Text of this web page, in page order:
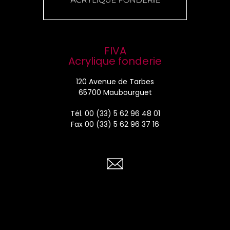
FIVA
Acrylique fonderie
120 Avenue de Tarbes
65700 Maubourguet
Tél. 00 (33) 5 62 96 48 01
Fax 00 (33) 5 62 96 37 16